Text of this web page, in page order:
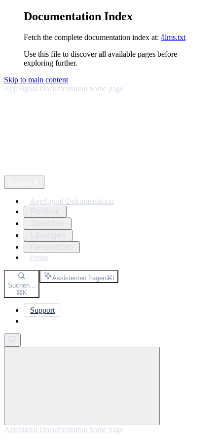
Documentation Index
Fetch the complete documentation index at: /llms.txt
Use this file to discover all available pages before
exploring further.
Skip to main content
AppSignal Documentation home page
AppSignal-Dokumentation
Preise
Suchen...
⌘K
Assistenten fragen⌘I
Support
AppSignal Documentation home page